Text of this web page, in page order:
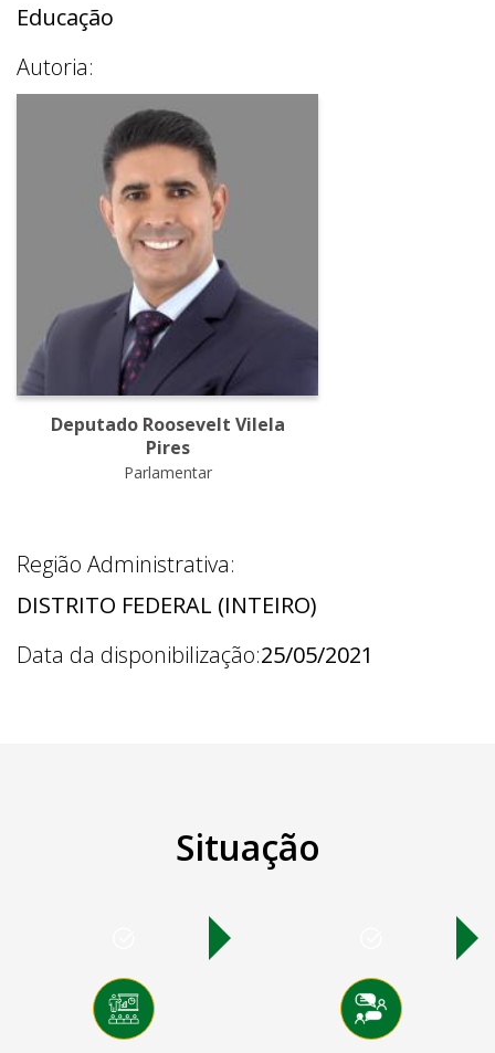
Educação
Autoria:
Deputado Roosevelt Vilela
Pires
Parlamentar
Região Administrativa:
DISTRITO FEDERAL (INTEIRO)
Data da disponibilização:25/05/2021
Situação